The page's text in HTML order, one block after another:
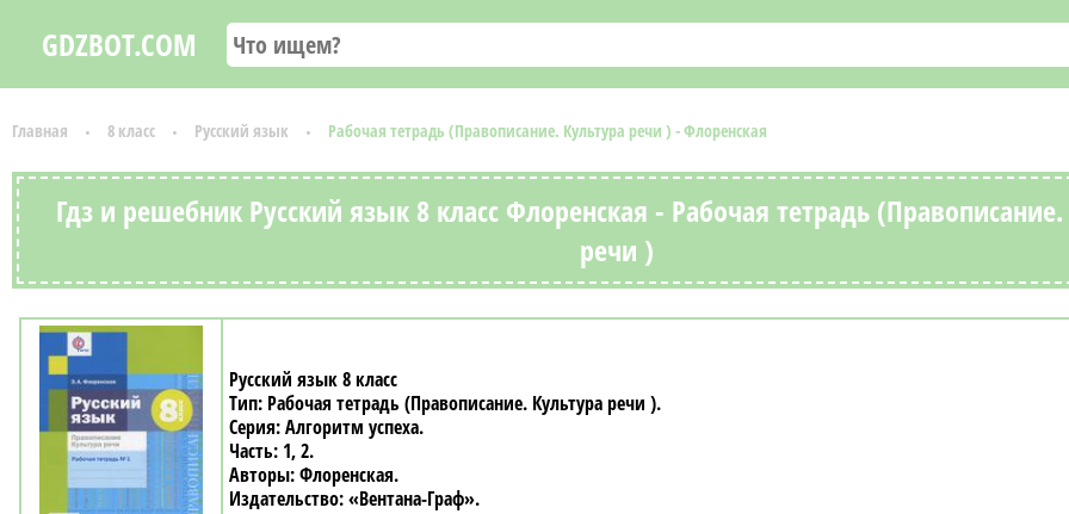
GDZBOT.COM
Главная 8 класс Русский язык Рабочая тетрадь (Правописание. Культура речи ) - Флоренская
Гдз и решебник Русский язык 8 класс Флоренская - Рабочая тетрадь (Правописание.
речи )
Русский язык 8 класс
Рабочая тетрадь (Правописание. Культура речи )
Алгоритм успеха
1, 2
Флоренская
«Вентана-Граф»